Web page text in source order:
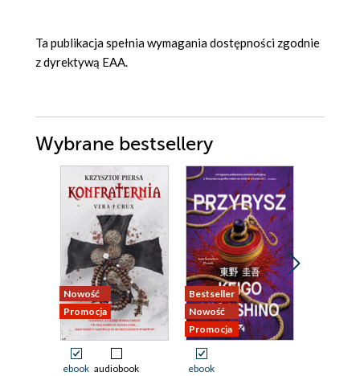
Ta publikacja spełnia wymagania dostępności zgodnie
z dyrektywą EAA.
Wybrane bestsellery
Nowość
Promocja
ebook audiobook
Bestseller
Nowość
Promocja
ebook